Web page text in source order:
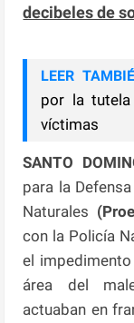
decibeles de
LEER
por la
víctimas
SANTO
para la
Naturales
con la Policía
el
área del
actuaban en